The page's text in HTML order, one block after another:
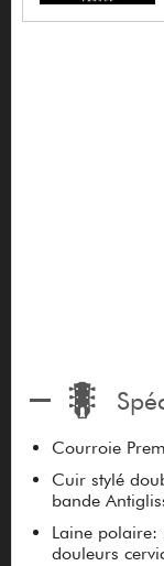
Courroie
Cuir stylé
bande
Laine
douleurs